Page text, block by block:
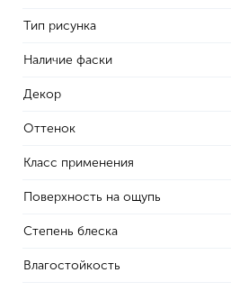
Тип рисунка
Наличие фаски
Декор
Оттенок
Класс применения
Поверхность на ощупь
Степень блеска
Влагостойкость